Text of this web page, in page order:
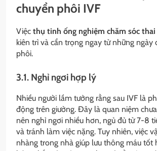
chuyển phôi IVF
Việc thụ tinh ống nghiệm chăm sóc
kiên trì và cẩn trọng ngay từ những ngày
phôi.
3.1. Nghỉ ngơi hợp lý
Nhiều người lầm tưởng rằng sau IVF là
động trên giường. Đây là quan niệm
nên nghỉ ngơi nhiều hơn, ngủ đủ từ 7-8
và tránh làm việc nặng. Tuy nhiên, việc
nhàng trong nhà giúp lưu thông máu tốt